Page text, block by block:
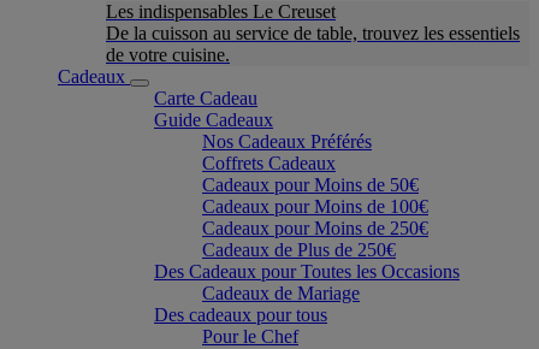
Les indispensables Le Creuset
De la cuisson au service de table, trouvez les essentiels
de votre cuisine.
Cadeaux
Carte Cadeau
Guide Cadeaux
Nos Cadeaux Préférés
Coffrets Cadeaux
Cadeaux pour Moins de 50€
Cadeaux pour Moins de 100€
Cadeaux pour Moins de 250€
Cadeaux de Plus de 250€
Des Cadeaux pour Toutes les Occasions
Cadeaux de Mariage
Des cadeaux pour tous
Pour le Chef